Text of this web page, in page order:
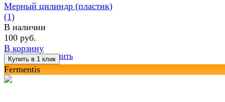
избранное сравнить
Мерный цилиндр (пластик)
(1)
В наличии
100 руб.
В корзину
Fermentis